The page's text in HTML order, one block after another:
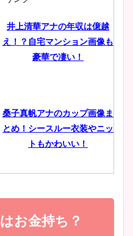
鈴木唯の太ってた時の体重が
ヤバすぎww原因や痩せたダ
豊島実季アナのカップ画像ま
とめ！美脚や水着姿に年齢も
宇賀神メグアナのニット画像
井上清華アナの年収は億越
え！？自宅マンション画像も
豪華で凄い！
桑子真帆アナのカップ画像ま
とめ！シースルー衣装やニッ
トもかわいい！
小室瑛莉子のカップ画像まと
め！足が美脚でニット衣装も
かわいい！
お金持ち？